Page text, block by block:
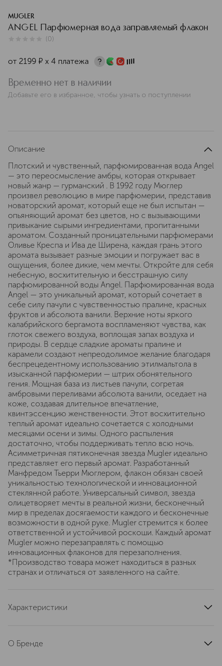
MUGLER
ANGEL Парфюмерная вода заправляемый флакон
(0)
от 2199 ¤ х 4 платежа
Временно нет в наличии
Добавьте его в избранное, чтобы узнать о поступлении
Описание
Плотский и чувственный, парфюмированная вода Angel
— это переосмысление амбры, которая открывает
новый жанр — гурманский . В 1992 году Мюглер
произвел революцию в мире парфюмерии, представив
новаторский аромат, который еще не был испытан —
опьяняющий аромат без цветов, но с вызывающими
привыкание сырыми ингредиентами, пропитанными
ароматом. Созданный проницательными парфюмерами
Оливье Креспа и Ива де Ширена, каждая грань этого
аромата вызывает разные эмоции и погружает вас в
ощущения, более дикие, чем мечты. Откройте для себя
небесную, восхитительную и бесстрашную силу
парфюмированной воды Angel. Парфюмированная вода
Angel — это уникальный аромат, который сочетает в
себе силу пачули с чувственностью пралине, красных
фруктов и абсолюта ванили. Верхние ноты яркого
калабрийского бергамота воспламеняют чувства, как
глоток свежего воздуха, воплощая запах воздуха и
природы. В сердце сладкие ароматы пралине и
карамели создают непреодолимое желание благодаря
беспрецедентному использованию этилмальтола в
изысканной парфюмерии — штрих обонятельного
гения. Мощная база из листьев пачули, согретая
амбровыми переливами абсолюта ванили, оседает на
коже, создавая длительное впечатление,
квинтэссенцию женственности. Этот восхитительно
теплый аромат идеально сочетается с холодными
месяцами осени и зимы. Одного распыления
достаточно, чтобы поддерживать тепло всю ночь.
Асимметричная пятиконечная звезда Mugler идеально
представляет его первый аромат. Разработанный
Манфредом Тьерри Мюглером, флакон обязан своей
уникальностью технологической и инновационной
стеклянной работе. Универсальный символ, звезда
олицетворяет мечты в реальной жизни, бесконечный
мир в пределах досягаемости каждого и бесконечные
возможности в одной руке. Mugler стремится к более
ответственной и устойчивой роскоши. Каждый аромат
Mugler можно перезаправлять с помощью
инновационных флаконов для перезаполнения.
*Производство товара может находиться в разных
странах и отличаться от заявленного на сайте.
Характеристики
верхние ноты
О Бренде